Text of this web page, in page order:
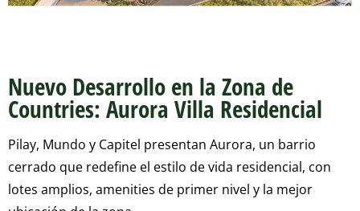
Nuevo Desarrollo en la Zona de
Countries: Aurora Villa Residencial
Pilay, Mundo y Capitel presentan Aurora, un barrio
cerrado que redefine el estilo de vida residencial, con
lotes amplios, amenities de primer nivel y la mejor